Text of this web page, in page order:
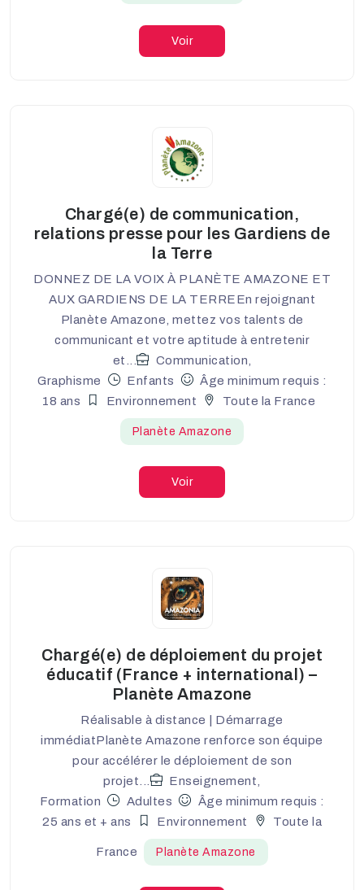
Voir
Chargé(e) de communication,
relations presse pour les Gardiens de
la Terre
DONNEZ DE LA VOIX À PLANÈTE AMAZONE ET
AUX GARDIENS DE LA TERREEn rejoignant
Planète Amazone, mettez vos talents de
communicant et votre aptitude à entretenir
et...
Communication,
Graphisme
Enfants
Âge minimum requis :
18 ans
Environnement Toute la France
Planète Amazone
Voir
Chargé(e) de déploiement du projet
éducatif (France + international) –
Planète Amazone
Réalisable à distance | Démarrage
immédiatPlanète Amazone renforce son équipe
pour accélérer le déploiement de son
projet...
Enseignement,
Formation
Adultes
Âge minimum requis :
25 ans et + ans
Environnement Toute la
France Planète Amazone